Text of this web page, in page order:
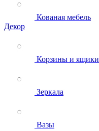
Кованая мебель
Декор
Корзины и ящики
Зеркала
Вазы